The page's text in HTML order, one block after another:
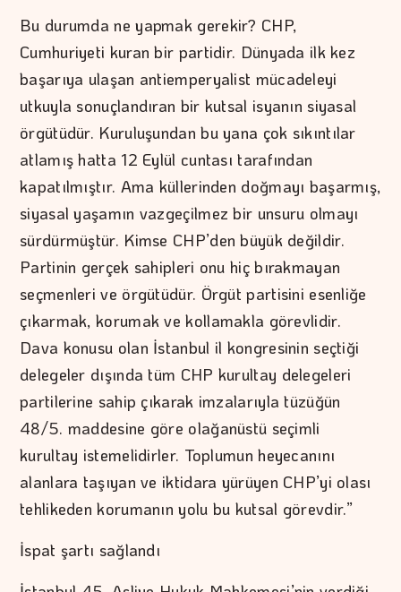
Bu durumda ne yapmak gerekir? CHP,
Cumhuriyeti kuran bir partidir. Dünyada ilk kez
başarıya ulaşan antiemperyalist mücadeleyi
utkuyla sonuçlandıran bir kutsal isyanın siyasal
örgütüdür. Kuruluşundan bu yana çok sıkıntılar
atlamış hatta 12 Eylül cuntası tarafından
kapatılmıştır. Ama küllerinden doğmayı başarmış,
siyasal yaşamın vazgeçilmez bir unsuru olmayı
sürdürmüştür. Kimse CHP’den büyük değildir.
Partinin gerçek sahipleri onu hiç bırakmayan
seçmenleri ve örgütüdür. Örgüt partisini esenliğe
çıkarmak, korumak ve kollamakla görevlidir.
Dava konusu olan İstanbul il kongresinin seçtiği
delegeler dışında tüm CHP kurultay delegeleri
partilerine sahip çıkarak imzalarıyla tüzüğün
48/5. maddesine göre olağanüstü seçimli
kurultay istemelidirler. Toplumun heyecanını
alanlara taşıyan ve iktidara yürüyen CHP’yi olası
tehlikeden korumanın yolu bu kutsal görevdir.”
İspat şartı sağlandı